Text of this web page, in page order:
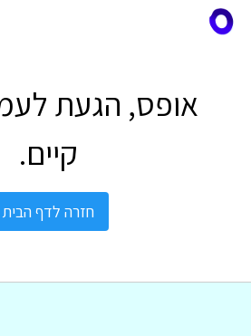
אופס, הגעת
קיים.
חזרה לדף הבית